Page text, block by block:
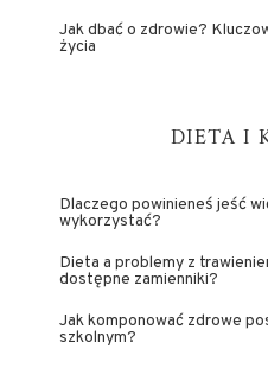
Jak dbać o zdrowie?
życia
DIETA I
Dlaczego powinieneś jeść
wykorzystać?
Dieta a problemy z
dostępne zamienniki?
Jak komponować zdrowe
szkolnym?